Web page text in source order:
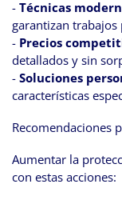
- Técnicas
garantizan trabajos
- Precios
detallados y sin
- Soluciones
características
Recomendaciones
Aumentar la
con estas acciones: